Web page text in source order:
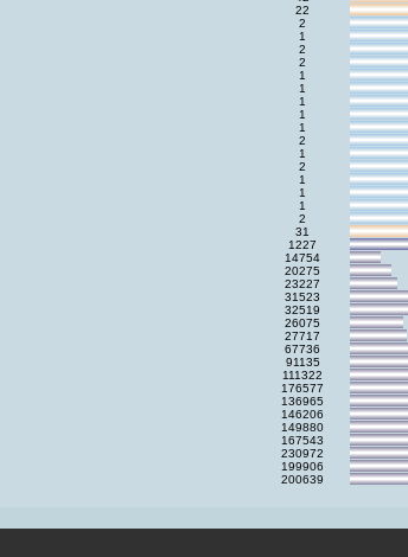
22
2
1
2
2
1
1
1
1
1
2
1
2
1
1
1
2
31
1227
14754
20275
23227
31523
32519
26075
27717
67736
91135
111322
176577
136965
146206
149880
167543
230972
199906
200639